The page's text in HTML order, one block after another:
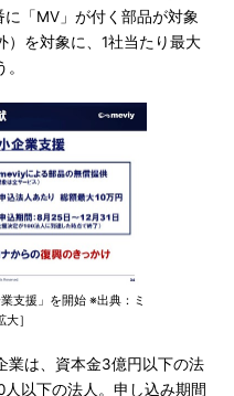
「MV」が付く部品が対象
）を対象に、1社当たり最大
支援」を開始 ※出典：ミ
］
は、資本金3億円以下の法
以下の法人。申し込み期間